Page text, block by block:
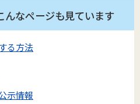
んなページも見ています
る方法
示情報